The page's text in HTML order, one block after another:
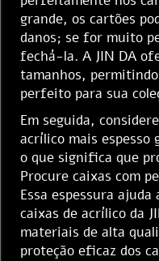
grande, os cartões
danos; se for muito
fechá-la. A JIN DA
tamanhos,
perfeito para sua
Em seguida,
acrílico mais
o que significa que
Procure caixas com
Essa espessura
caixas de acrílico da
materiais de alta
proteção eficaz dos